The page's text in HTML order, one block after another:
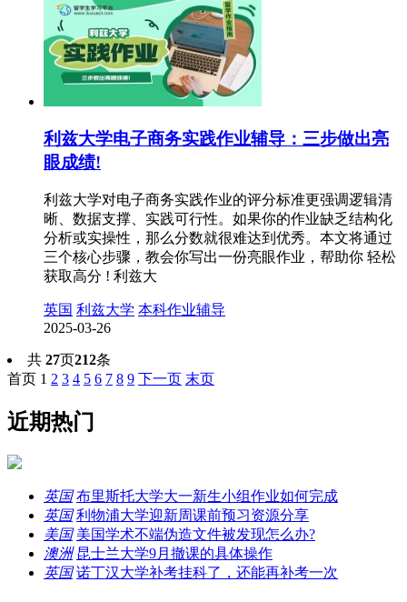
利兹大学电子商务实践作业辅导：三步做出亮
眼成绩!
利兹大学对电子商务实践作业的评分标准更强调逻辑清
晰、数据支撑、实践可行性。如果你的作业缺乏结构化
分析或实操性，那么分数就很难达到优秀。本文将通过
三个核心步骤，教会你写出一份亮眼作业，帮助你 轻松
获取高分 ! 利兹大
英国 利兹大学 本科作业辅导
2025-03-26
共 27页212条
首页 1 2 3 4 5 6 7 8 9 下一页 末页
近期热门
英国 布里斯托大学大一新生小组作业如何完成
英国 利物浦大学迎新周课前预习资源分享
美国 美国学术不端伪造文件被发现怎么办?
澳洲 昆士兰大学9月撤课的具体操作
英国 诺丁汉大学补考挂科了，还能再补考一次